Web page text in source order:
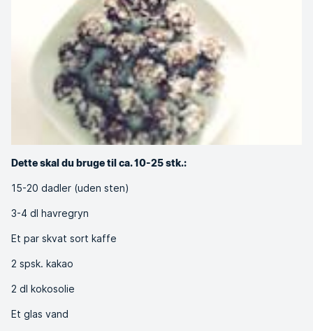
Dette skal du bruge til ca. 10-25 stk.:
15-20 dadler (uden sten)
3-4 dl havregryn
Et par skvat sort kaffe
2 spsk. kakao
2 dl kokosolie
Et glas vand